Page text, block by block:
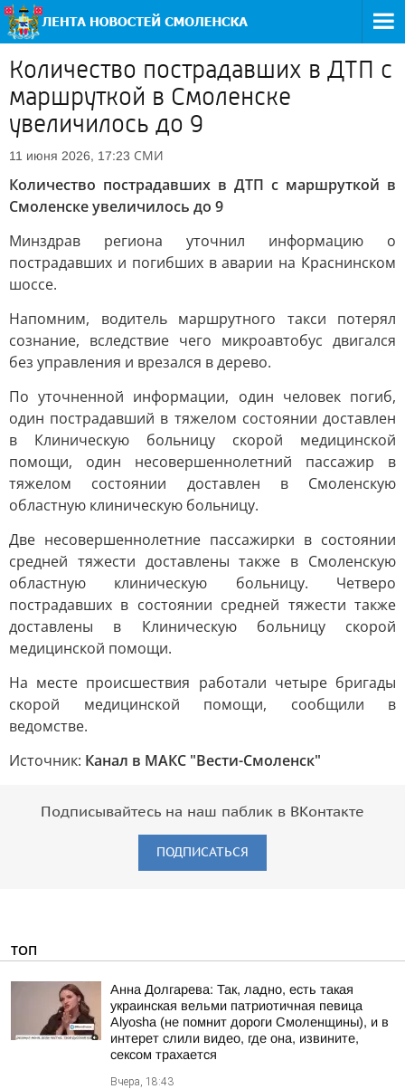
Количество пострадавших в ДТП с
маршруткой в Смоленске
увеличилось до 9
11 июня 2026, 17:23 СМИ
Количество пострадавших в ДТП с маршруткой в
Смоленске увеличилось до 9
Минздрав региона уточнил информацию о
пострадавших и погибших в аварии на Краснинском
шоссе.
Напомним, водитель маршрутного такси потерял
сознание, вследствие чего микроавтобус двигался
без управления и врезался в дерево.
По уточненной информации, один человек погиб,
один пострадавший в тяжелом состоянии доставлен
в Клиническую больницу скорой медицинской
помощи, один несовершеннолетний пассажир в
тяжелом состоянии доставлен в Смоленскую
областную клиническую больницу.
Две несовершеннолетние пассажирки в состоянии
средней тяжести доставлены также в Смоленскую
областную клиническую больницу. Четверо
пострадавших в состоянии средней тяжести также
доставлены в Клиническую больницу скорой
медицинской помощи.
На месте происшествия работали четыре бригады
скорой медицинской помощи, сообщили в
ведомстве.
Источник: Канал в МАКС "Вести-Смоленск"
Подписывайтесь на наш паблик в ВКонтакте
ПОДПИСАТЬСЯ
ТОП
Анна Долгарева: Так, ладно, есть такая
украинская вельми патриотичная певица
Alyosha (не помнит дороги Смоленщины), и в
интерет слили видео, где она, извините,
сексом трахается
Вчера, 18:43